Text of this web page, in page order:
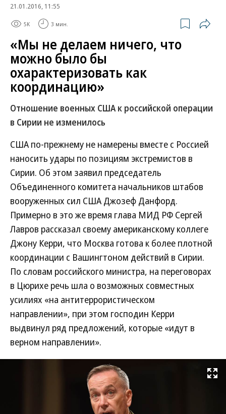
21.01.2016, 11:55
5K 3 мин.
«Мы не делаем ничего, что
можно было бы
охарактеризовать как
координацию»
Отношение военных США к российской операции
в Сирии не изменилось
США по-прежнему не намерены вместе с Россией
наносить удары по позициям экстремистов в
Сирии. Об этом заявил председатель
Объединенного комитета начальников штабов
вооруженных сил США Джозеф Данфорд.
Примерно в это же время глава МИД РФ Сергей
Лавров рассказал своему американскому коллеге
Джону Керри, что Москва готова к более плотной
координации с Вашингтоном действий в Сирии.
По словам российского министра, на переговорах
в Цюрихе речь шла о возможных совместных
усилиях «на антитеррористическом
направлении», при этом господин Керри
выдвинул ряд предложений, которые «идут в
верном направлении».
Развернуть